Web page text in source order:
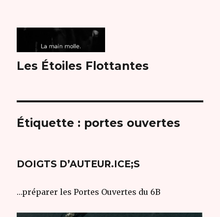
Les Étoiles Flottantes
Étiquette : portes ouvertes
DOIGTS D’AUTEUR.ICE;S
…préparer les Portes Ouvertes du 6B